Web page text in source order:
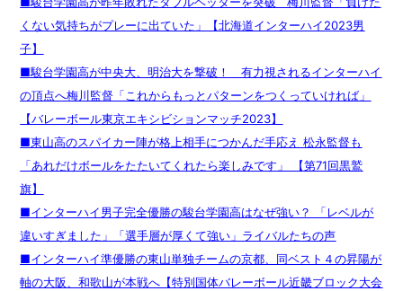
くない気持ちがプレーに出ていた」【北海道インターハイ2023男
子】
■駿台学園高が中央大、明治大を撃破！ 有力視されるインターハイ
の頂点へ梅川監督「これからもっとパターンをつくっていければ」
【バレーボール東京エキシビションマッチ2023】
■東山高のスパイカー陣が格上相手につかんだ手応え 松永監督も
「あれだけボールをたたいてくれたら楽しみです」 【第71回黒鷲
旗】
■インターハイ男子完全優勝の駿台学園高はなぜ強い？ 「レベルが
違いすぎました」「選手層が厚くて強い」ライバルたちの声
■インターハイ準優勝の東山単独チームの京都、同ベスト４の昇陽が
軸の大阪、和歌山が本戦へ【特別国体バレーボール近畿ブロック大会